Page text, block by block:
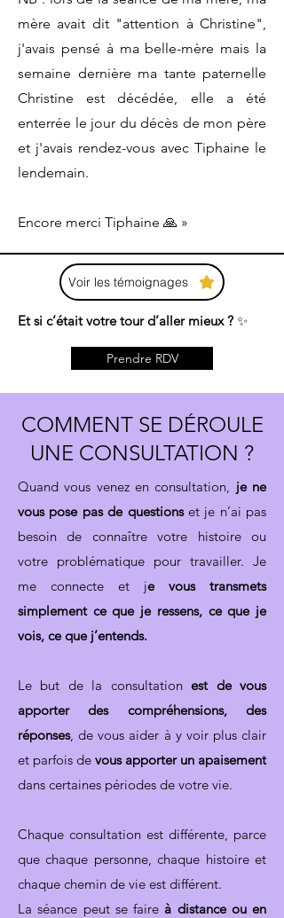
mère avait dit "attention à Christine",
j'avais pensé à ma belle-mère mais la
semaine dernière ma tante paternelle
Christine est décédée, elle a été
enterrée le jour du décès de mon père
et j'avais rendez-vous avec Tiphaine le
lendemain.
Encore merci Tiphaine 🙏 »
Voir les témoignages
Et si c’était votre tour d’aller mieux ? ✨
Prendre RDV
COMMENT SE DÉROULE
UNE CONSULTATION ?
Quand vous venez en consultation, je ne
vous pose pas de questionset je n’ai pas
besoin de connaître votre histoire ou
votre problématique pour travailler. Je
me connecte et je vous transmets
simplement ce que je ressens, ce que je
vois, ce que j’entends.
Le but de la consultationest de vous
apporter des compréhensions, des
réponses, de vous aider à y voir plus clair
et parfois de vous apporter un apaisement
dans certaines périodes de votre vie.
Chaque consultation est différente, parce
que chaque personne, chaque histoire et
chaque chemin de vie est différent.​
La séance peut se faire à distance ou en